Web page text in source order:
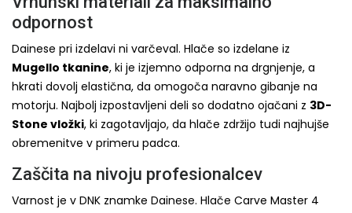
odpornost
Dainese pri izdelavi ni varčeval. Hlače so izdelane iz
Mugello tkanine, ki je izjemno odporna na drgnjenje, a
hkrati dovolj elastična, da omogoča naravno gibanje na
motorju. Najbolj izpostavljeni deli so dodatno ojačani z 3D-
Stone vložki, ki zagotavljajo, da hlače zdržijo tudi najhujše
obremenitve v primeru padca.
Zaščita na nivoju profesionalcev
Varnost je v DNK znamke Dainese. Hlače Carve Master 4